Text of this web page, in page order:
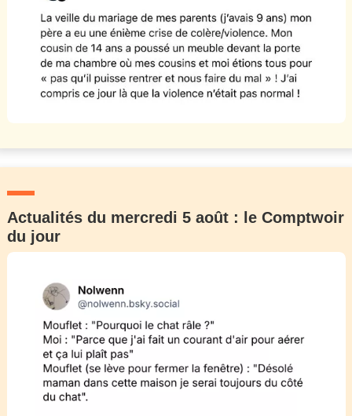
Actualités du mercredi 5 août : le Comptwoir
du jour